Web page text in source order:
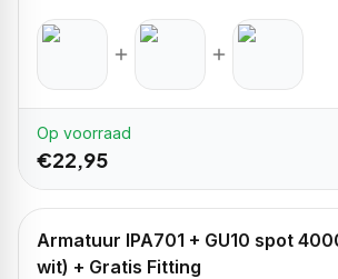
Op voorraad
€22,95
Armatuur IPA701 + GU10 spot
wit) + Gratis Fitting